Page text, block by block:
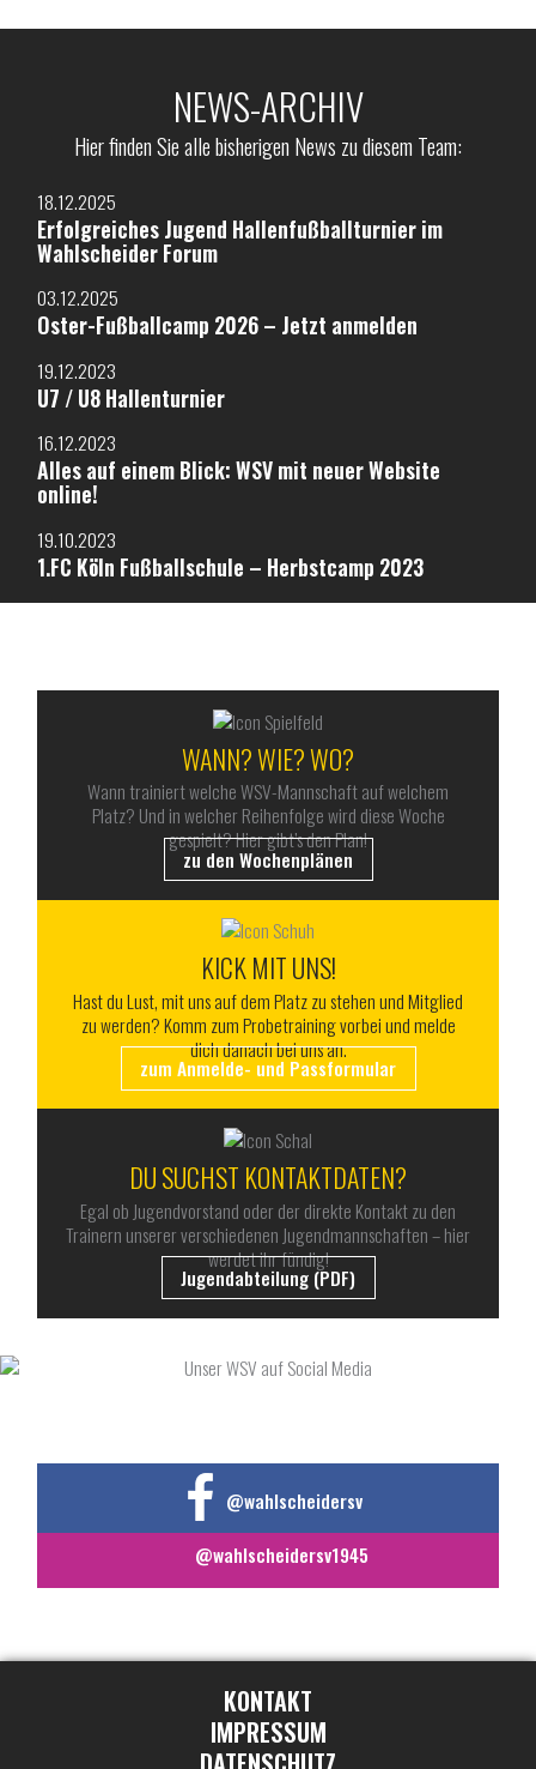
NEWS-ARCHIV
Hier finden Sie alle bisherigen News zu diesem Team:
18.12.2025
Erfolgreiches Jugend Hallenfußballturnier im
Wahlscheider Forum
03.12.2025
Oster-Fußballcamp 2026 – Jetzt anmelden
19.12.2023
U7 / U8 Hallenturnier
16.12.2023
Alles auf einem Blick: WSV mit neuer Website
online!
19.10.2023
1.FC Köln Fußballschule – Herbstcamp 2023
WANN? WIE? WO?
Wann trainiert welche WSV-Mannschaft auf welchem
Platz? Und in welcher Reihenfolge wird diese Woche
gespielt? Hier gibt’s den Plan!
zu den Wochenplänen
KICK MIT UNS!
Hast du Lust, mit uns auf dem Platz zu stehen und Mitglied
zu werden? Komm zum Probetraining vorbei und melde
dich danach bei uns an.
zum Anmelde- und Passformular
DU SUCHST KONTAKTDATEN?
Egal ob Jugendvorstand oder der direkte Kontakt zu den
Trainern unserer verschiedenen Jugendmannschaften – hier
werdet ihr fündig!
Jugendabteilung (PDF)
@wahlscheidersv
@wahlscheidersv1945
KONTAKT
IMPRESSUM